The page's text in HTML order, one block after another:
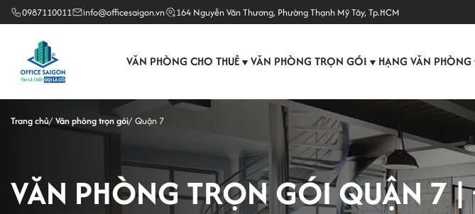
0987110011 info@officesaigon.vn 164 Nguyễn Văn Thương, Phường Thạnh Mỹ Tây, Tp.HCM
VĂN PHÒNG CHO THUÊ ▼ VĂN PHÒNG TRỌN GÓI ▼ HẠNG VĂN PHÒNG
Trang chủ Văn phòng trọn gói Quận 7
VĂN PHÒNG TRỌN GÓI QUẬN 7